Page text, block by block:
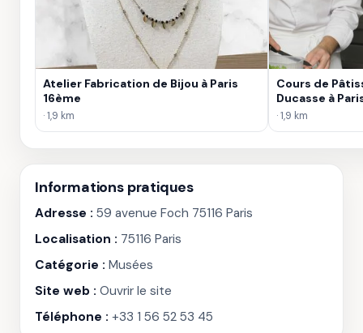
Atelier Fabrication de Bijou à Paris
16ème
· 1,9 km
Cours de
Ducasse à
· 1,9 km
Informations pratiques
Adresse : 59 avenue Foch 75116 Paris
Localisation : 75116 Paris
Catégorie : Musées
Site web : Ouvrir le site
Téléphone : +33 1 56 52 53 45